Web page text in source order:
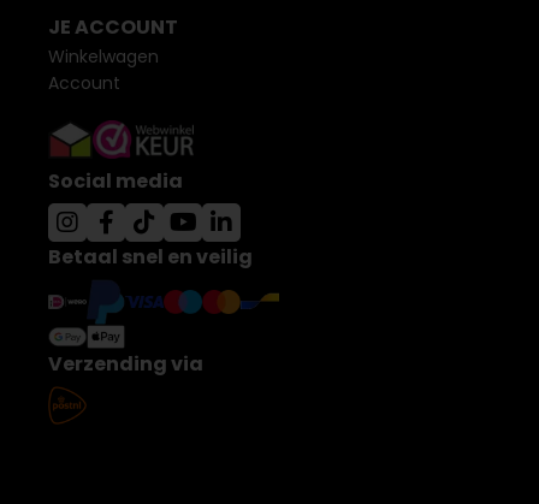
JE ACCOUNT
Winkelwagen
Account
Social media
Betaal snel en veilig
Verzending via